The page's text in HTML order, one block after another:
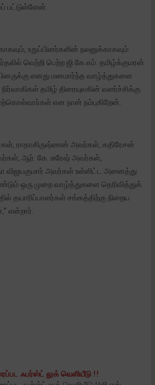
பட்டுள்ளேன்.
உறுப்பினர்களின் நலனுக்காகவும்
வெற்றி பெற்ற ஜி.கே.எம். தமிழ்க்குமரன்
எனது மனமார்ந்த வாழ்த்துகளை
தமிழ் திரையுலகின் வளர்ச்சிக்கு
என நான் நம்புகிறேன்.
ராதாகிருஷ்ணன் அவர்கள், கதிரேசன்
ஆர். கே. சுரேஷ் அவர்கள்,
அவர்கள் உள்ளிட்ட அனைத்து
ஒரு முறை வாழ்த்துகளை தெரிவித்துக்
தயாரிப்பாளர்கள் சங்கத்திற்கு நிறைய
என்றார்.
ஃபர்ஸ்ட் லுக் வெளியீடு !!